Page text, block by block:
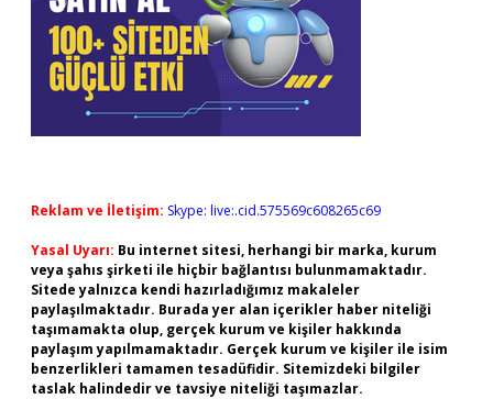
Reklam ve İletişim: Skype: live:.cid.575569c608265c69
Yasal Uyarı: Bu internet sitesi, herhangi bir marka, kurum
veya şahıs şirketi ile hiçbir bağlantısı bulunmamaktadır.
Sitede yalnızca kendi hazırladığımız makaleler
paylaşılmaktadır. Burada yer alan içerikler haber niteliği
taşımamakta olup, gerçek kurum ve kişiler hakkında
paylaşım yapılmamaktadır. Gerçek kurum ve kişiler ile isim
benzerlikleri tamamen tesadüfidir. Sitemizdeki bilgiler
taslak halindedir ve tavsiye niteliği taşımazlar.